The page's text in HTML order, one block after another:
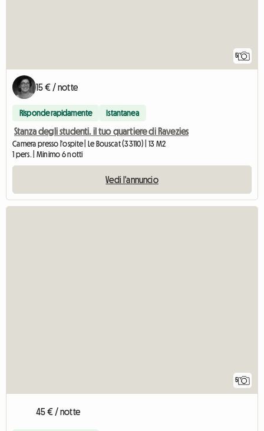
5
15 € / notte
Risponde rapidamente Istantanea
Stanza degli studenti. il tuo quartiere di Ravezies
Camera presso l'ospite | Le Bouscat (33110) | 13 M2
1 pers. | Minimo 6 notti
Vedi l'annuncio
5
45 € / notte